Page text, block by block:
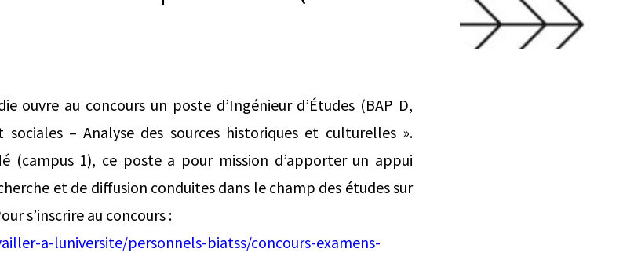
ouvre au concours un poste d’Ingénieur d’Études (BAP D,
sociales – Analyse des sources historiques et culturelles ».
(campus 1), ce poste a pour mission d’apporter un appui
et de diffusion conduites dans le champ des études sur
s’inscrire au concours :
a-luniversite/personnels-biatss/concours-examens-